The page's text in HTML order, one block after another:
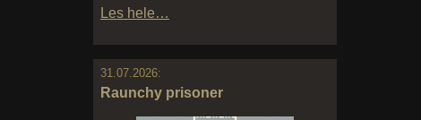
Les hele…
31.07.2026:
Raunchy prisoner